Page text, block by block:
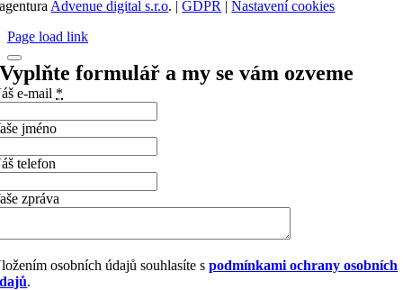
agentura Advenue digital s.r.o. |GDPR |Nastavení cookies
Page load link
Vyplňte formulář a my se vám ozveme
e-mail *
jméno
telefon
zpráva
osobních údajů souhlasíte spodmínkami ochrany osobních
.